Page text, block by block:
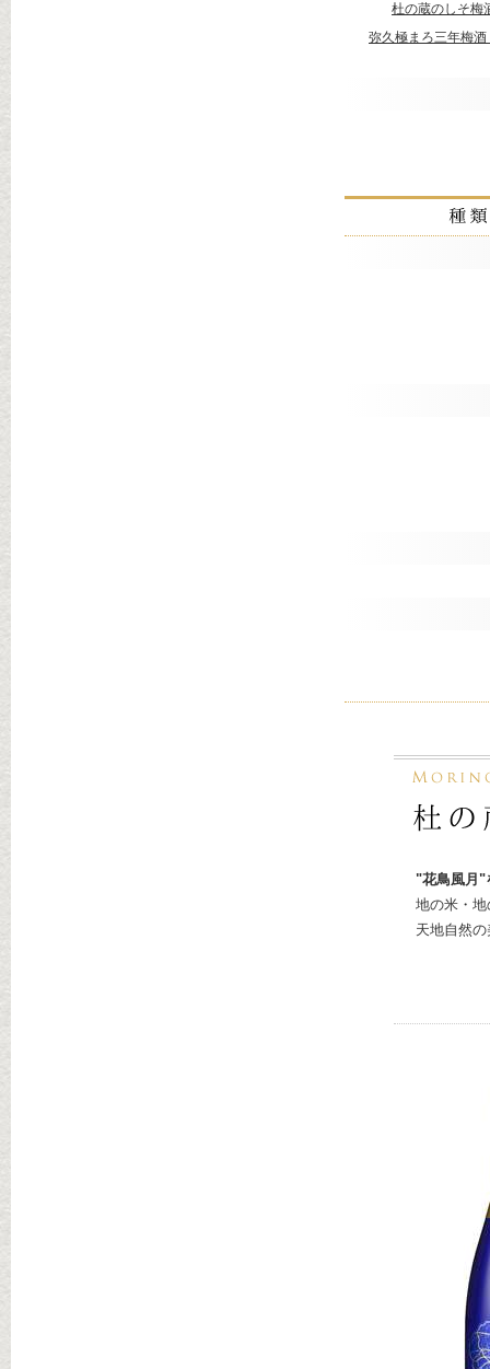
杜の蔵のしそ梅
弥久極まろ三年梅酒
"花鳥風月"
地の米・
天地自然